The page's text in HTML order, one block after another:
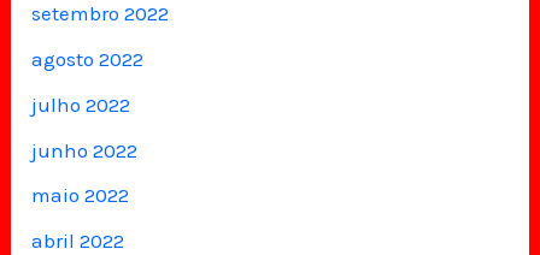
setembro 2022
agosto 2022
julho 2022
junho 2022
maio 2022
abril 2022